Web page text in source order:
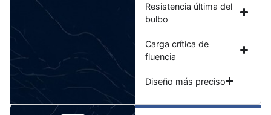
Resistencia última del
bulbo
Carga crítica de
fluencia
Diseño más preciso